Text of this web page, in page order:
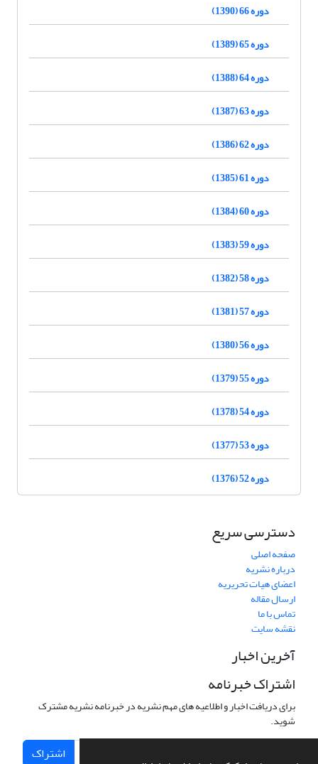
دوره 66 (1390)
دوره 65 (1389)
دوره 64 (1388)
دوره 63 (1387)
دوره 62 (1386)
دوره 61 (1385)
دوره 60 (1384)
دوره 59 (1383)
دوره 58 (1382)
دوره 57 (1381)
دوره 56 (1380)
دوره 55 (1379)
دوره 54 (1378)
دوره 53 (1377)
دوره 52 (1376)
دسترسی سریع
صفحه اصلی
درباره نشریه
اعضای هیات تحریریه
ارسال مقاله
تماس با ما
نقشه سایت
آخرین اخبار
اشتراک خبرنامه
برای دریافت اخبار و اطلاعیه های مهم نشریه در خبرنامه نشریه مشترک
شوید.
اشتراک